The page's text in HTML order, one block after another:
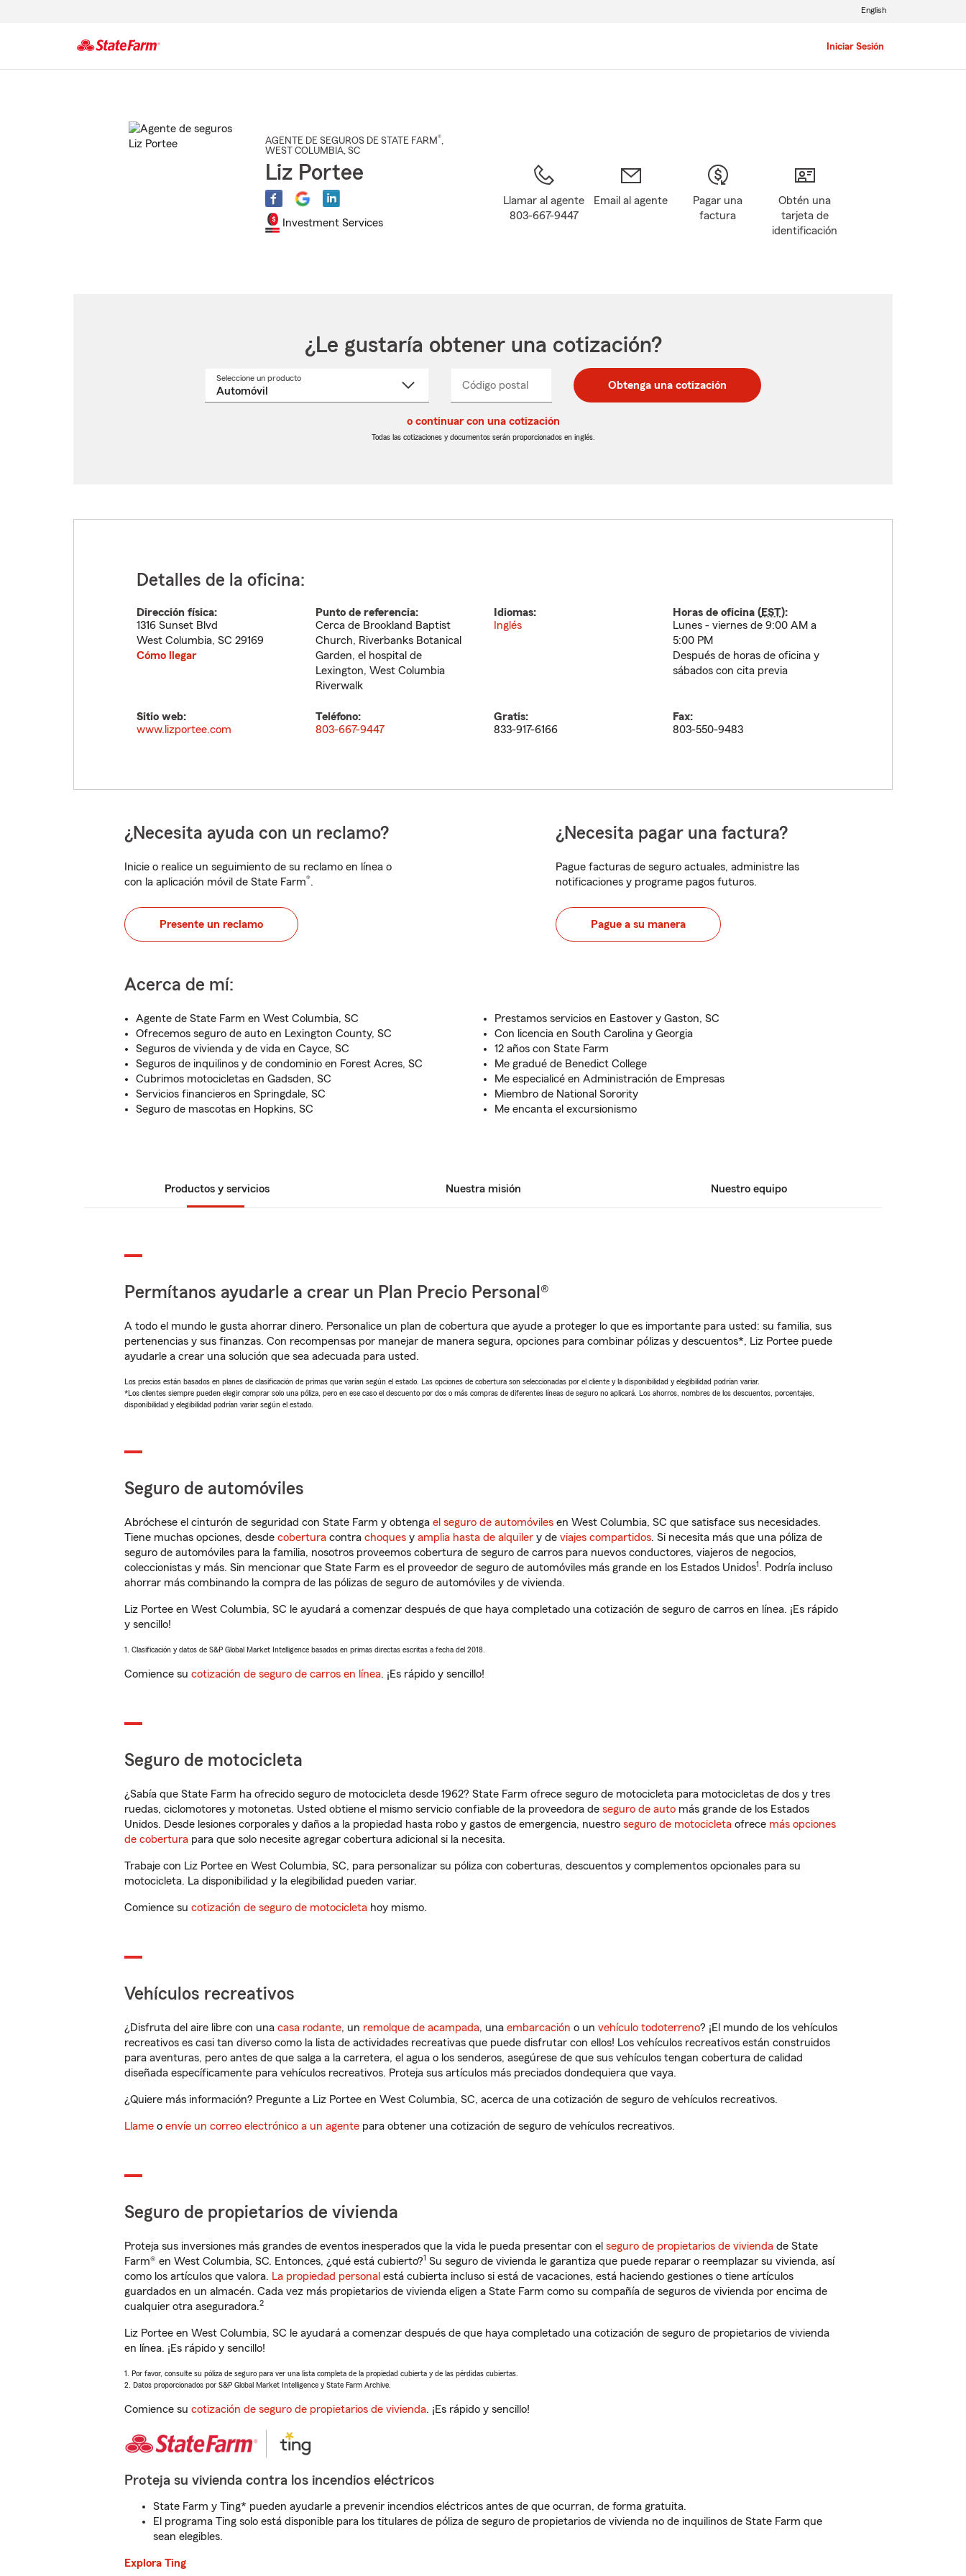
Iniciar Sesión
English
AGENTE DE SEGUROS DE STATE FARM®,
WEST COLUMBIA, SC
Liz Portee
Investment Services
Llamar al agente
803-667-9447
Email al agente
Pagar una
factura
Obtén una
tarjeta de
identificación
¿Le gustaría obtener una cotización?
Seleccione un productoSeleccione
Código postal
postal
de
postal
de
_____ Obtenga una cotización
o continuar con una cotización
Todas las cotizaciones y documentos serán proporcionados en inglés.
Detalles de la oficina:
Dirección física:
1316 Sunset Blvd
West Columbia, SC 29169
Cómo llegar
Punto de referencia:
Cerca de Brookland Baptist
Church, Riverbanks Botanical
Garden, el hospital de
Lexington, West Columbia
Riverwalk
Idiomas:
Inglés
Horas de oficina (EST):
Lunes - viernes de 9:00 AM a
5:00 PM
Después de horas de oficina y
sábados con cita previa
Sitio web:
www.lizportee.com
Teléfono:
803-667-9447
Gratis:
833-917-6166
Fax:
803-550-9483
¿Necesita ayuda con un reclamo?
Inicie o realice un seguimiento de su reclamo en línea o
con la aplicación móvil de State Farm®.
Presente un reclamo
¿Necesita pagar una factura?
Pague facturas de seguro actuales, administre las
notificaciones y programe pagos futuros.
Pague a su manera
Acerca de mí:
Agente de State Farm en West Columbia, SC
Ofrecemos seguro de auto en Lexington County, SC
Seguros de vivienda y de vida en Cayce, SC
Seguros de inquilinos y de condominio en Forest Acres, SC
Cubrimos motocicletas en Gadsden, SC
Servicios financieros en Springdale, SC
Seguro de mascotas en Hopkins, SC
Prestamos servicios en Eastover y Gaston, SC
Con licencia en South Carolina y Georgia
12 años con State Farm
Me gradué de Benedict College
Me especialicé en Administración de Empresas
Miembro de National Sorority
Me encanta el excursionismo
Productos y servicios Nuestra misión Nuestro equipo
Permítanos ayudarle a crear un Plan Precio Personal®
A todo el mundo le gusta ahorrar dinero. Personalice un plan de cobertura que ayude a proteger lo que es importante para usted: su familia, sus
pertenencias y sus finanzas. Con recompensas por manejar de manera segura, opciones para combinar pólizas y descuentos*, Liz Portee puede
ayudarle a crear una solución que sea adecuada para usted.
Los precios están basados en planes de clasificación de primas que varían según el estado. Las opciones de cobertura son seleccionadas por el cliente y la disponibilidad y elegibilidad podrían variar.
*Los clientes siempre pueden elegir comprar solo una póliza, pero en ese caso el descuento por dos o más compras de diferentes líneas de seguro no aplicará. Los ahorros, nombres de los descuentos, porcentajes,
disponibilidad y elegibilidad podrían variar según el estado.
Seguro de automóviles
Abróchese el cinturón de seguridad con State Farm y obtenga el seguro de automóviles en West Columbia, SC que satisface sus necesidades.
Tiene muchas opciones, desde cobertura contra choques y amplia hasta de alquiler y de viajes compartidos. Si necesita más que una póliza de
seguro de automóviles para la familia, nosotros proveemos cobertura de seguro de carros para nuevos conductores, viajeros de negocios,
coleccionistas y más. Sin mencionar que State Farm es el proveedor de seguro de automóviles más grande en los Estados Unidos1. Podría incluso
ahorrar más combinando la compra de las pólizas de seguro de automóviles y de vivienda.
Liz Portee en West Columbia, SC le ayudará a comenzar después de que haya completado una cotización de seguro de carros en línea. ¡Es rápido
y sencillo!
1. Clasificación y datos de S&P Global Market Intelligence basados en primas directas escritas a fecha del 2018.
Comience su cotización de seguro de carros en línea. ¡Es rápido y sencillo!
Seguro de motocicleta
¿Sabía que State Farm ha ofrecido seguro de motocicleta desde 1962? State Farm ofrece seguro de motocicleta para motocicletas de dos y tres
ruedas, ciclomotores y motonetas. Usted obtiene el mismo servicio confiable de la proveedora de seguro de auto más grande de los Estados
Unidos. Desde lesiones corporales y daños a la propiedad hasta robo y gastos de emergencia, nuestro seguro de motocicleta ofrece más opciones
de cobertura para que solo necesite agregar cobertura adicional si la necesita.
Trabaje con Liz Portee en West Columbia, SC, para personalizar su póliza con coberturas, descuentos y complementos opcionales para su
motocicleta. La disponibilidad y la elegibilidad pueden variar.
Comience su cotización de seguro de motocicleta hoy mismo.
Vehículos recreativos
¿Disfruta del aire libre con una casa rodante, un remolque de acampada, una embarcación o un vehículo todoterreno? ¡El mundo de los vehículos
recreativos es casi tan diverso como la lista de actividades recreativas que puede disfrutar con ellos! Los vehículos recreativos están construidos
para aventuras, pero antes de que salga a la carretera, el agua o los senderos, asegúrese de que sus vehículos tengan cobertura de calidad
diseñada específicamente para vehículos recreativos. Proteja sus artículos más preciados dondequiera que vaya.
¿Quiere más información? Pregunte a Liz Portee en West Columbia, SC, acerca de una cotización de seguro de vehículos recreativos.
Llame o envíe un correo electrónico a un agente para obtener una cotización de seguro de vehículos recreativos.
Seguro de propietarios de vivienda
Proteja sus inversiones más grandes de eventos inesperados que la vida le pueda presentar con el seguro de propietarios de vivienda de State
Farm® en West Columbia, SC. Entonces, ¿qué está cubierto?1 Su seguro de vivienda le garantiza que puede reparar o reemplazar su vivienda, así
como los artículos que valora. La propiedad personal está cubierta incluso si está de vacaciones, está haciendo gestiones o tiene artículos
guardados en un almacén. Cada vez más propietarios de vivienda eligen a State Farm como su compañía de seguros de vivienda por encima de
cualquier otra aseguradora.2
Liz Portee en West Columbia, SC le ayudará a comenzar después de que haya completado una cotización de seguro de propietarios de vivienda
en línea. ¡Es rápido y sencillo!
1. Por favor, consulte su póliza de seguro para ver una lista completa de la propiedad cubierta y de las pérdidas cubiertas.
2. Datos proporcionados por S&P Global Market Intelligence y State Farm Archive.
Comience su cotización de seguro de propietarios de vivienda. ¡Es rápido y sencillo!
Proteja su vivienda contra los incendios eléctricos
State Farm y Ting* pueden ayudarle a prevenir incendios eléctricos antes de que ocurran, de forma gratuita.
El programa Ting solo está disponible para los titulares de póliza de seguro de propietarios de vivienda no de inquilinos de State Farm que
sean elegibles.
Explora Ting